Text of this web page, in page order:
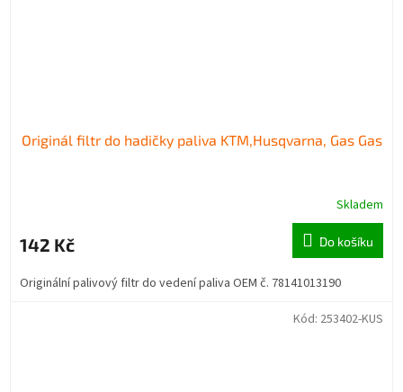
Originál filtr do hadičky paliva KTM,Husqvarna, Gas Gas
Skladem
142 Kč Do košíku
Originální palivový filtr do vedení paliva OEM č. 78141013190
Kód: 253402-KUS